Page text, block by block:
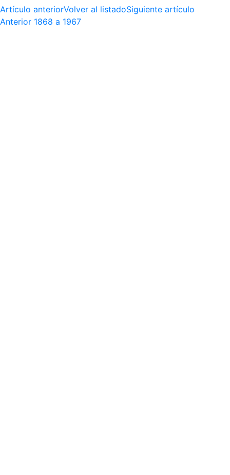
Artículo anteriorVolver al listadoSiguiente artículo
Anterior 1868 a 1967